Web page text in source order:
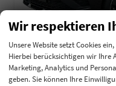
Skoda Kamiq
Wir respektieren
Unsere Website setzt Cookies
Hierbei berücksichtigen wir Ihre
Marketing, Analytics und
geben. Sie können Ihre